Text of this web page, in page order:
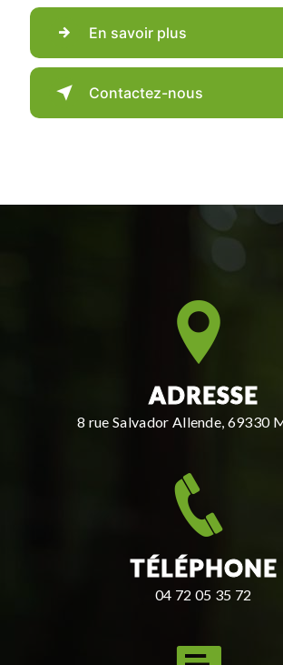
En savoir plus
Contactez-nous
ADRESSE
8 rue Salvador Allende, 69330
TÉLÉPHONE
04 72 05 35 72